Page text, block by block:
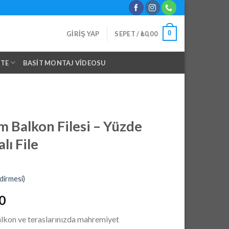
GIRIŞ YAP SEPET /₺0,00 0
BASIT MONTAJ VIDEOSU
Balkon Filesi – Yüzde
File
Şu
fiyat:
ve teraslarınızda mahremiyet